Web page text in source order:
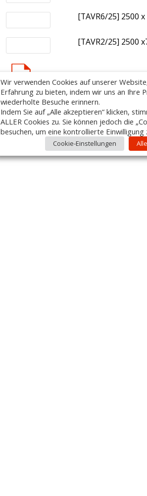
[TAVR6/25] 2500
[TAVR2/25] 2500
Wir verwenden Cookies auf unserer
Erfahrung zu bieten, indem wir uns an Ihre
wiederholte Besuche erinnern.
Indem Sie auf „Alle akzeptieren“ klicken,
ALLER Cookies zu. Sie können jedoch die
besuchen, um eine kontrollierte Einwilligung
Cookie-Einstellungen